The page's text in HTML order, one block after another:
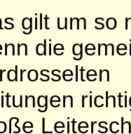
gilt um so
die